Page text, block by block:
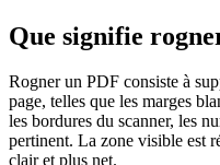
Que signifie
Rogner un PDF consiste à
page, telles que les marges
les bordures du scanner, les
pertinent. La zone visible est
clair et plus net.